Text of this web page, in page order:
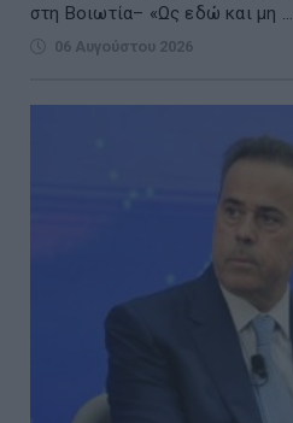
στη Βοιωτία– «Ως εδώ και μη ...
06 Αυγούστου 2026